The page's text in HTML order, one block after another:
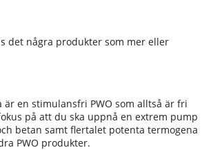
det några produkter som mer eller
är en stimulansfri PWO som alltså är fri
på att du ska uppnå en extrem pump
betan samt flertalet potenta termogena
PWO produkter.